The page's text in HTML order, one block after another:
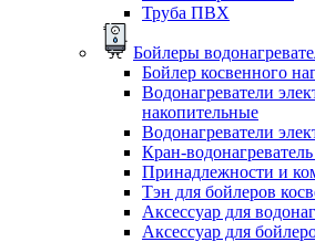
Труба ПВХ
Бойлеры
Бойлер косвенного
Водонагреватели
накопительные
Водонагреватели
Кран-
Принадлежности и
Тэн для бойлеров
Аксессуар для
Аксессуар для